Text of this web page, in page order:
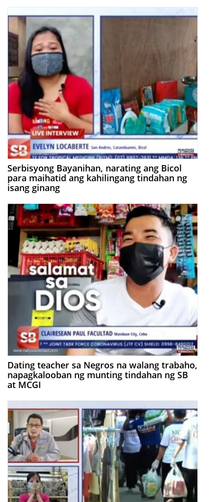
Serbisyong Bayanihan, narating ang Bicol
para maihatid ang kahilingang tindahan ng
isang ginang
Dating teacher sa Negros na walang trabaho,
napagkalooban ng munting tindahan ng SB
at MCGI